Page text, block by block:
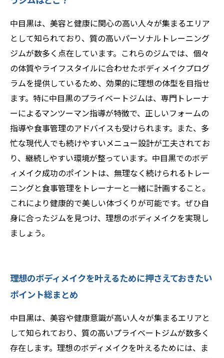
中目黒は、美容と健康に関心の高い人々が集まるエリア
として知られており、質の高いパーソナルトレーニング
ジムが数多く点在しています。これらのジムでは、個々
の体質やライフスタイルに合わせたボディメイクプログ
ラムを提供しているため、効果的に理想の体型を目指せ
ます。特に中目黒のプライベートジムは、専門トレーナ
ーによるマンツーマン指導が特徴で、正しいフォームの
指導や食事管理のアドバイスも受けられます。また、多
忙な現代人でも続けやすいメニュー設計が工夫されてお
り、継続しやすい環境が整っています。中目黒でのボデ
ィメイク成功のポイントは、無理なく続けられるトレー
ニングと食事管理をトレーナーと一緒に計画すること。
これにより健康的で美しい体づくりが可能です。ぜひ自
身に合ったジムを見つけ、理想のボディメイクを実現し
ましょう。
理想のボディメイクを叶えるために押さえておきたい
ポイント総まとめ
中目黒は、美容や健康意識が高い人々が集まるエリアと
して知られており、質の高いプライベートジムが数多く
存在します。理想のボディメイクを叶えるためには、ま